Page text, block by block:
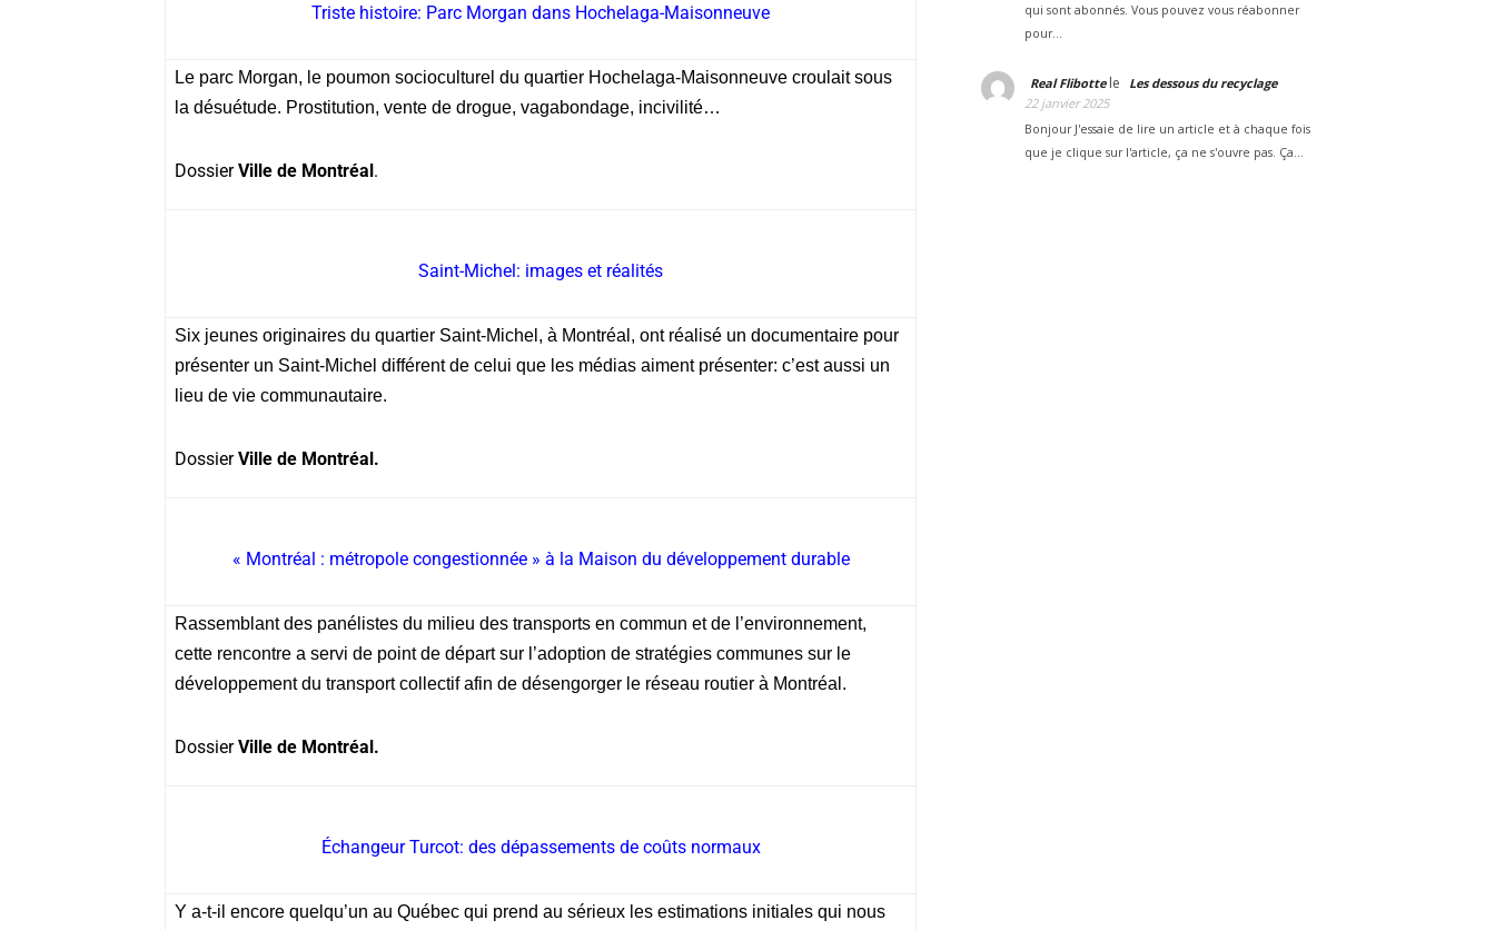
Triste histoire: Parc Morgan dans Hochelaga-Maisonneuve
Le parc Morgan, le poumon socioculturel du quartier Hochelaga-Maisonneuve croulait sous
la désuétude. Prostitution, vente de drogue, vagabondage, incivilité…
DossierVille de Montréal.
Saint-Michel: images et réalités
Six jeunes originaires du quartier Saint-Michel, à Montréal, ont réalisé un documentaire pour
présenter un Saint-Michel différent de celui que les médias aiment présenter: c’est aussi un
lieu de vie communautaire.
DossierVille de Montréal.
« Montréal : métropole congestionnée » à la Maison du développement durable
Rassemblant des panélistes du milieu des transports en commun et de l’environnement,
cette rencontre a servi de point de départ sur l’adoption de stratégies communes sur le
développement du transport collectif afin de désengorger le réseau routier à Montréal.
DossierVille de Montréal.
Échangeur Turcot: des dépassements de coûts normaux
Y a-t-il encore quelqu’un au Québec qui prend au sérieux les estimations initiales qui nous
qui sont abonnés. Vous pouvez vous réabonner
pour…
Real Flibottele
Les dessous du recyclage
22 janvier 2025
Bonjour J'essaie de lire un article et à chaque fois
que je clique sur l'article, ça ne s'ouvre pas. Ça…